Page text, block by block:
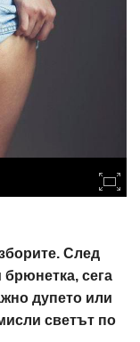
След
сега
дупето или
светът по